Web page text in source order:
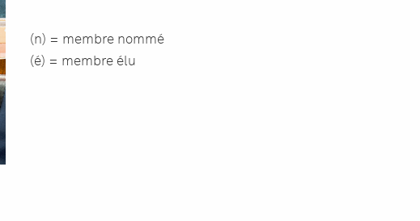
(n) = membre nommé
(é) = membre élu